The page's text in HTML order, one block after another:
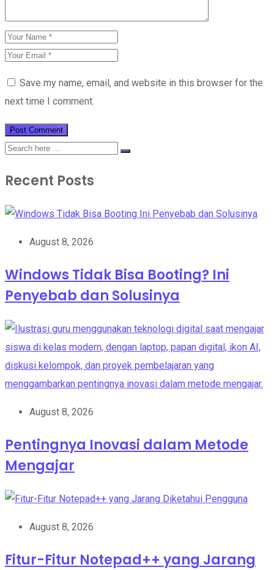
Save my name, email, and website in this browser for the
next time I comment.
Recent Posts
August 8, 2026
Windows Tidak Bisa Booting? Ini
Penyebab dan Solusinya
August 8, 2026
Pentingnya Inovasi dalam Metode
Mengajar
August 8, 2026
Fitur-Fitur Notepad++ yang Jarang